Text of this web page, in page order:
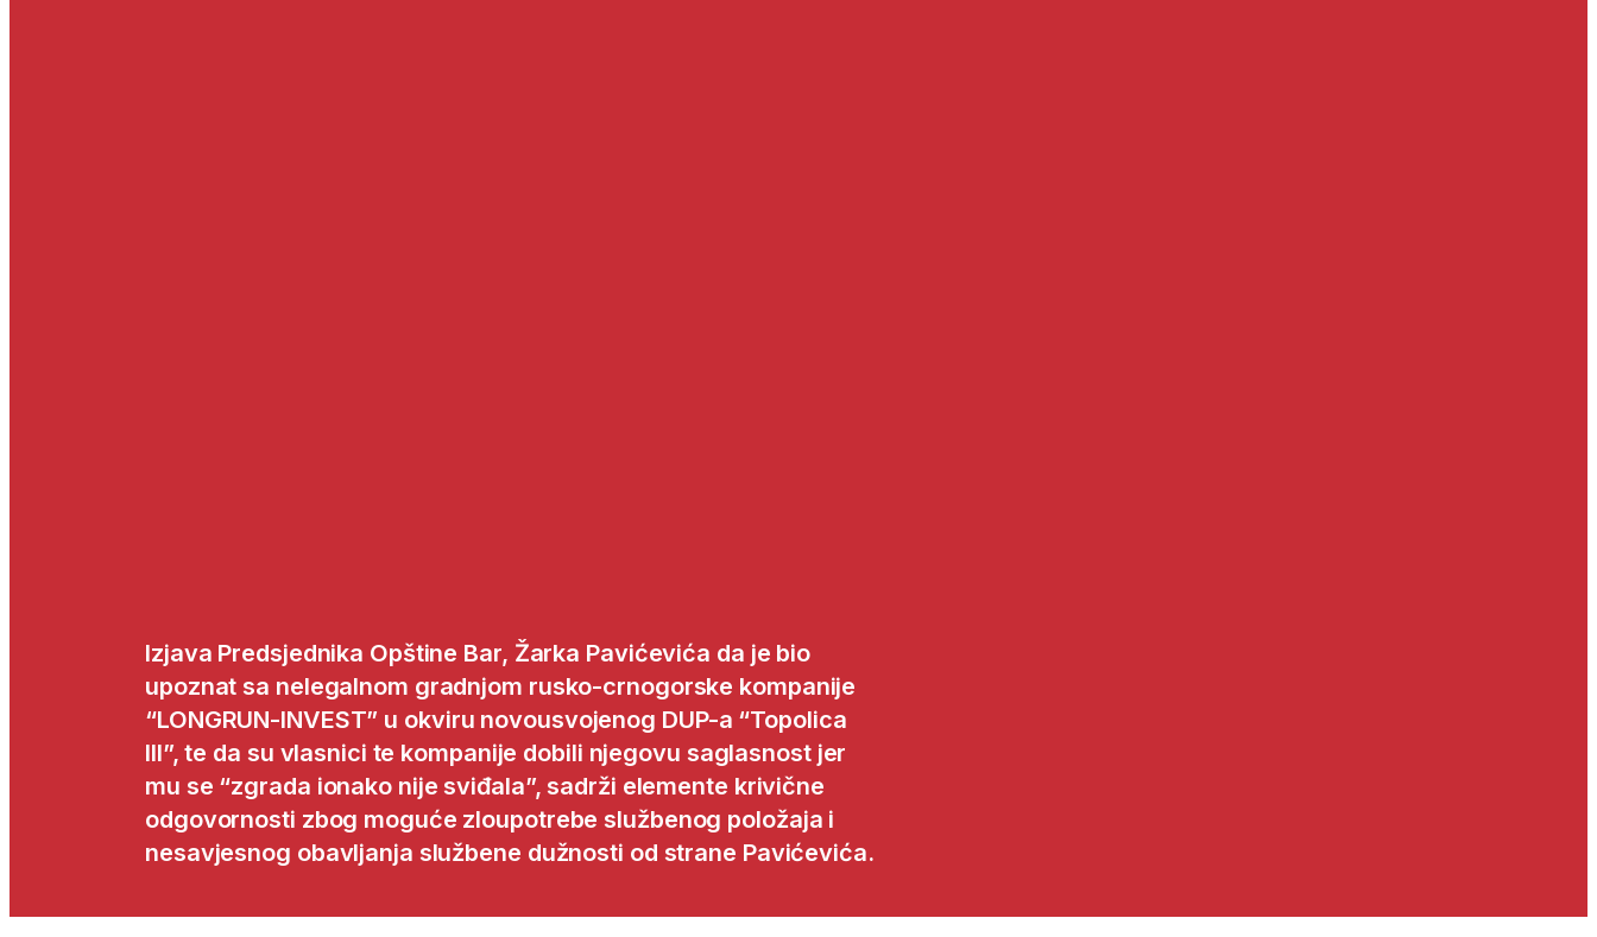
Izjava Predsjednika Opštine Bar, Žarka Pavićevića da je bio
upoznat sa nelegalnom gradnjom rusko-crnogorske kompanije
“LONGRUN-INVEST” u okviru novousvojenog DUP-a “Topolica
III”, te da su vlasnici te kompanije dobili njegovu saglasnost jer
mu se “zgrada ionako nije sviđala”, sadrži elemente krivične
odgovornosti zbog moguće zloupotrebe službenog položaja i
nesavjesnog obavljanja službene dužnosti od strane Pavićevića.